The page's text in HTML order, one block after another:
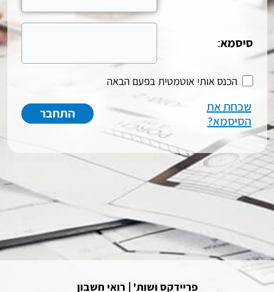
סיסמא:
הכנס אותי אוטמטית בפעם הבאה
שכחת את
הסיסמא?
פריידקס ושות' | רואי חשבון